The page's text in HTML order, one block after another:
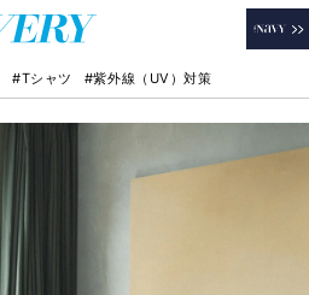
#Tシャツ #紫外線（UV）対策